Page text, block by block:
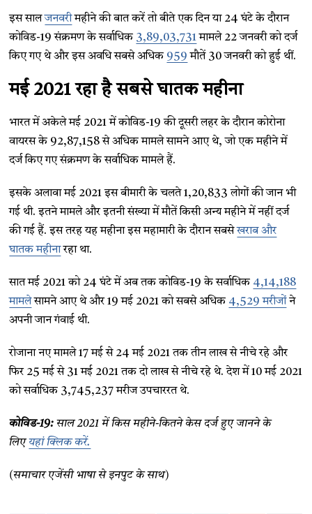
इस सालजनवरीमहीने की बात करें तो बीते एक दिन या 24 घंटे के दौरान
कोविड-19 संक्रमण के सर्वाधिक 3,89,03,731मामले 22 जनवरी को दर्ज
किए गए थे और इस अवधि सबसे अधिक 959 मौतें 30 जनवरी को हुई थीं.
मई 2021 रहा है सबसे घातक महीना
भारत में अकेले मई 2021 में कोविड-19 की दूसरी लहर के दौरान कोरोना
वायरस के 92,87,158 से अधिक मामले सामने आए थे, जो एक महीने में
दर्ज किए गए संक्रमण के सर्वाधिक मामले हैं.
इसके अलावा मई 2021 इस बीमारी के चलते 1,20,833 लोगों की जान भी
गई थी. इतने मामले और इतनी संख्या में मौतें किसी अन्य महीने में नहीं दर्ज
की गई हैं. इस तरह यह महीना इस महामारी के दौरान सबसेखराब और
घातक महीनारहा था.
सात मई 2021 को 24 घंटे में अब तक कोविड-19 के सर्वाधिक 4,14,188
मामलेसामने आए थे और 19 मई 2021 को सबसे अधिक 4,529 मरीजोंने
अपनी जान गंवाई थी.
रोजाना नए मामले 17 मई से 24 मई 2021 तक तीन लाख से नीचे रहे और
फिर 25 मई से 31 मई 2021 तक दो लाख से नीचे रहे थे. देश में 10 मई 2021
को सर्वाधिक 3,745,237 मरीज उपचाररत थे.
कोविड-19: साल 2021 में किस महीने-कितने केस दर्ज हुए जानने के
लिएयहां क्लिक करें.
(समाचार एजेंसी भाषा से इनपुट के साथ)